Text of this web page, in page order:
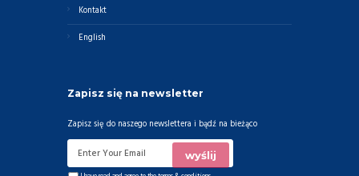
Kontakt
English
Zapisz się na newsletter
Zapisz się do naszego newslettera i bądź na bieżąco